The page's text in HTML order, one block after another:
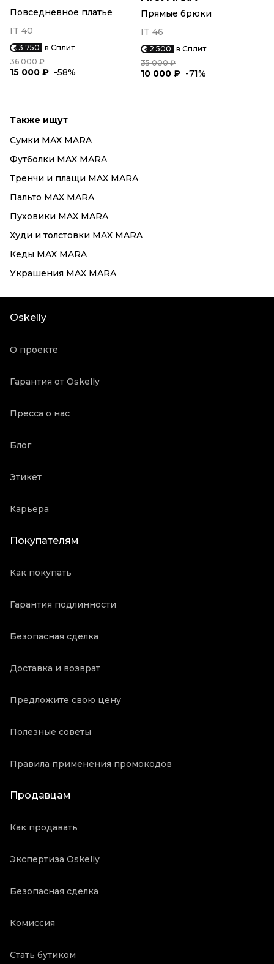
Повседневное платье
IT 40
3 750 в Сплит
36 000 ₽
15 000 ₽ -58%
Прямые брюки
IT 46
2 500 в Сплит
35 000 ₽
10 000 ₽ -71%
Также ищут
Сумки MAX MARA
Футболки MAX MARA
Тренчи и плащи MAX MARA
Пальто MAX MARA
Пуховики MAX MARA
Худи и толстовки MAX MARA
Кеды MAX MARA
Украшения MAX MARA
Oskelly
О проекте
Гарантия от Oskelly
Пресса о нас
Блог
Этикет
Карьера
Покупателям
Как покупать
Гарантия подлинности
Безопасная сделка
Доставка и возврат
Предложите свою цену
Полезные советы
Правила применения промокодов
Продавцам
Как продавать
Экспертиза Oskelly
Безопасная сделка
Комиссия
Стать бутиком